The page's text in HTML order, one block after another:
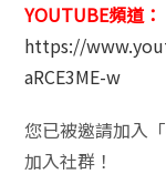
YOUTUBE頻道：
https://
aRCE3ME-w
您已被邀請加入
加入社群！